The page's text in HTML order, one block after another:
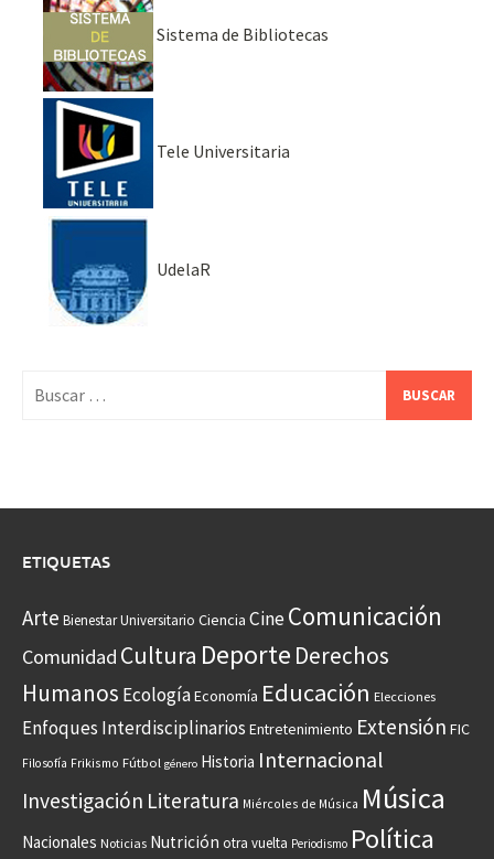
Sistema de Bibliotecas
Tele Universitaria
UdelaR
ETIQUETAS
Arte Bienestar Universitario Ciencia CineComunicación
Comunidad Cultura Deporte Derechos
Humanos EcologíaEconomía Educación Elecciones
Enfoques Interdisciplinarios Entretenimiento Extensión FIC
Filosofía Frikismo Fútbol género Historia Internacional
Investigación Literatura Miércoles de Música Música
Nacionales Noticias Nutrición otra vuelta Periodismo Política